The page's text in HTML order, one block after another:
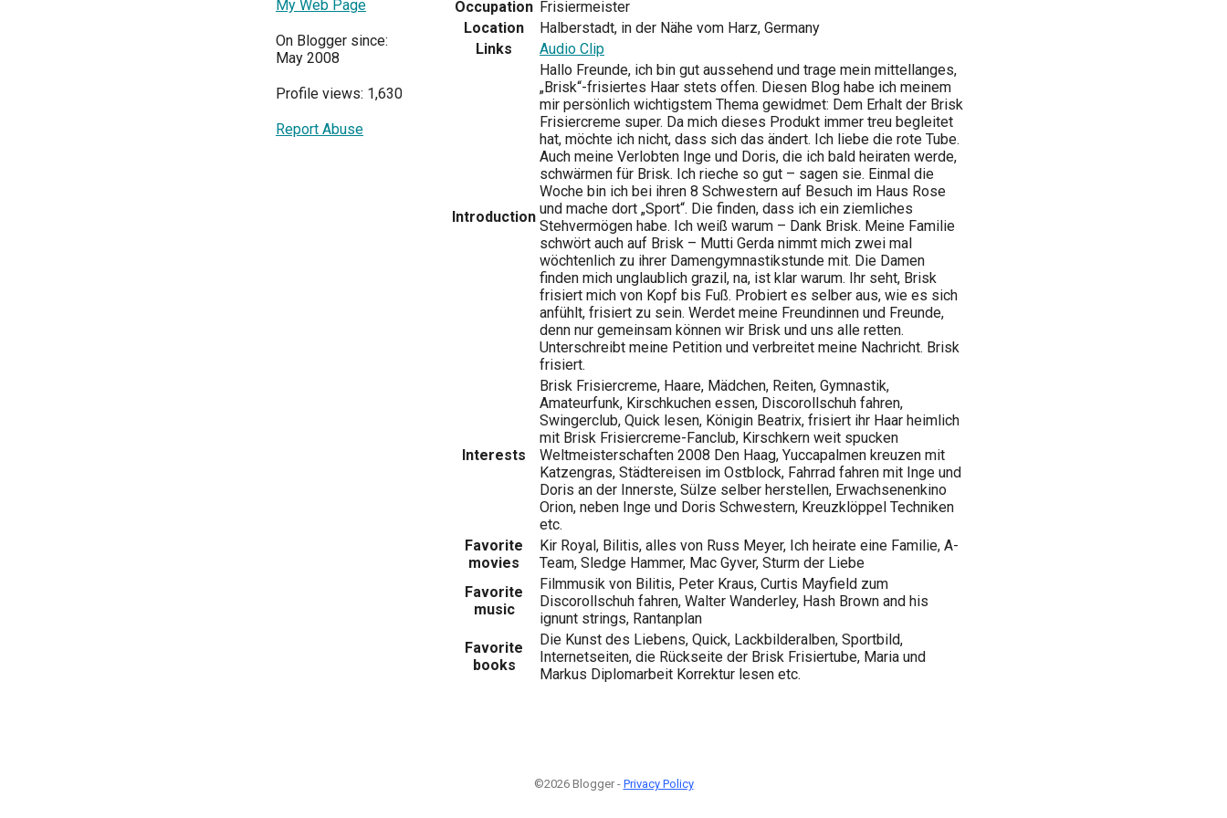
My Web Page
On Blogger since:
May 2008
Profile views: 1,630
Report Abuse
Occupation Frisiermeister
Location
Halberstadt, in der Nähe vom Harz, Germany
Links
Audio Clip
Introduction
Hallo Freunde, ich bin gut aussehend und trage mein mittellanges,
„Brisk“-frisiertes Haar stets offen. Diesen Blog habe ich meinem
mir persönlich wichtigstem Thema gewidmet: Dem Erhalt der Brisk
Frisiercreme super. Da mich dieses Produkt immer treu begleitet
hat, möchte ich nicht, dass sich das ändert. Ich liebe die rote Tube.
Auch meine Verlobten Inge und Doris, die ich bald heiraten werde,
schwärmen für Brisk. Ich rieche so gut – sagen sie. Einmal die
Woche bin ich bei ihren 8 Schwestern auf Besuch im Haus Rose
und mache dort „Sport“. Die finden, dass ich ein ziemliches
Stehvermögen habe. Ich weiß warum – Dank Brisk. Meine Familie
schwört auch auf Brisk – Mutti Gerda nimmt mich zwei mal
wöchtenlich zu ihrer Damengymnastikstunde mit. Die Damen
finden mich unglaublich grazil, na, ist klar warum. Ihr seht, Brisk
frisiert mich von Kopf bis Fuß. Probiert es selber aus, wie es sich
anfühlt, frisiert zu sein. Werdet meine Freundinnen und Freunde,
denn nur gemeinsam können wir Brisk und uns alle retten.
Unterschreibt meine Petition und verbreitet meine Nachricht. Brisk
frisiert.
Interests
Brisk Frisiercreme, Haare, Mädchen, Reiten, Gymnastik,
Amateurfunk, Kirschkuchen essen, Discorollschuh fahren,
Swingerclub, Quick lesen, Königin Beatrix, frisiert ihr Haar heimlich
mit Brisk Frisiercreme-Fanclub, Kirschkern weit spucken
Weltmeisterschaften 2008 Den Haag, Yuccapalmen kreuzen mit
Katzengras, Städtereisen im Ostblock, Fahrrad fahren mit Inge und
Doris an der Innerste, Sülze selber herstellen, Erwachsenenkino
Orion, neben Inge und Doris Schwestern, Kreuzklöppel Techniken
etc.
Favorite
movies
Kir Royal, Bilitis, alles von Russ Meyer, Ich heirate eine Familie, A-
Team, Sledge Hammer, Mac Gyver, Sturm der Liebe
Favorite
music
Filmmusik von Bilitis, Peter Kraus, Curtis Mayfield zum
Discorollschuh fahren, Walter Wanderley, Hash Brown and his
ignunt strings, Rantanplan
Favorite
books
Die Kunst des Liebens, Quick, Lackbilderalben, Sportbild,
Internetseiten, die Rückseite der Brisk Frisiertube, Maria und
Markus Diplomarbeit Korrektur lesen etc.
©2026 Blogger - Privacy Policy